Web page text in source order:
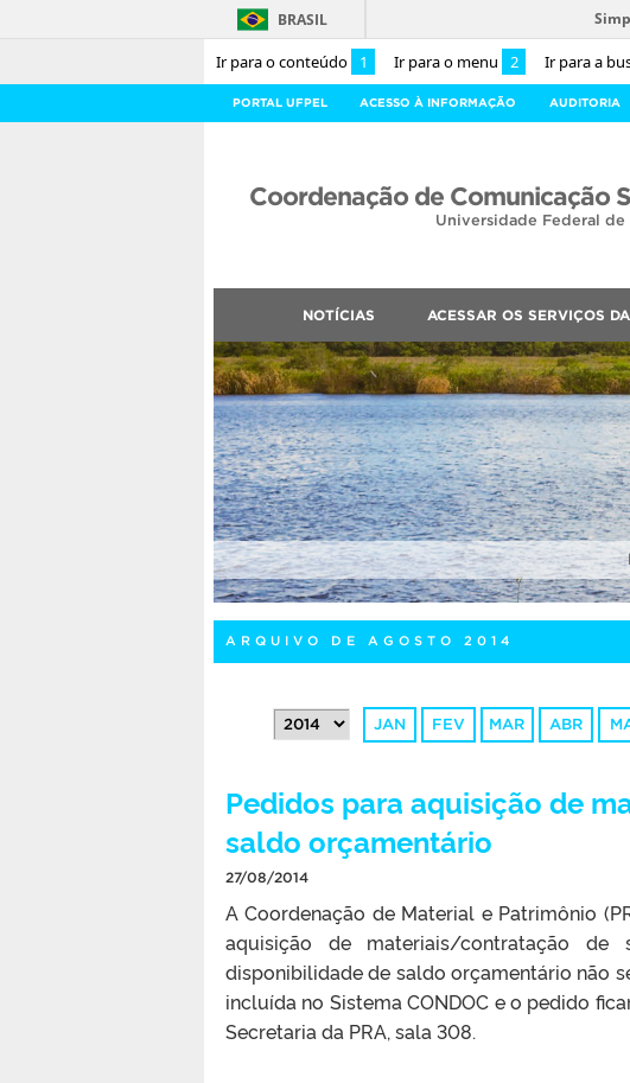
Ir para o conteúdo 1 Ir para o menu 2 Ir para a
BRASIL
PORTAL UFPEL ACESSO À INFORMAÇÃO AUDITORIA
Coordenação de Comunicação
Universidade Federal de
NOTÍCIAS ACESSAR OS SERVIÇOS
ARQUIVO DE AGOSTO 2014
JAN FEV MAR ABR
Pedidos para aquisição de
saldo orçamentário
27/08/2014
A Coordenação de Material e Patrimônio
aquisição de materiais/contratação de
disponibilidade de saldo orçamentário não
incluída no Sistema CONDOC e o pedido
Secretaria da PRA, sala 308.